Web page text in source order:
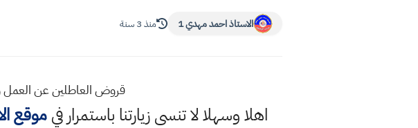
الاستاذ احمد مهدي 1 منذ 3 سنة
قروض العاطلين عن العمل وجبة 36 للعام 2023 محافظة
اهلا وسهلالا تنسى زيارتنا باستمرار فيموقع